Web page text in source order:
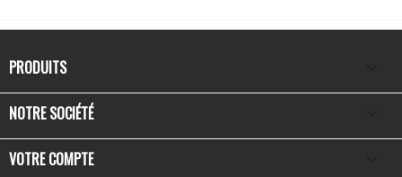
PRODUITS
NOTRE SOCIÉTÉ
VOTRE COMPTE